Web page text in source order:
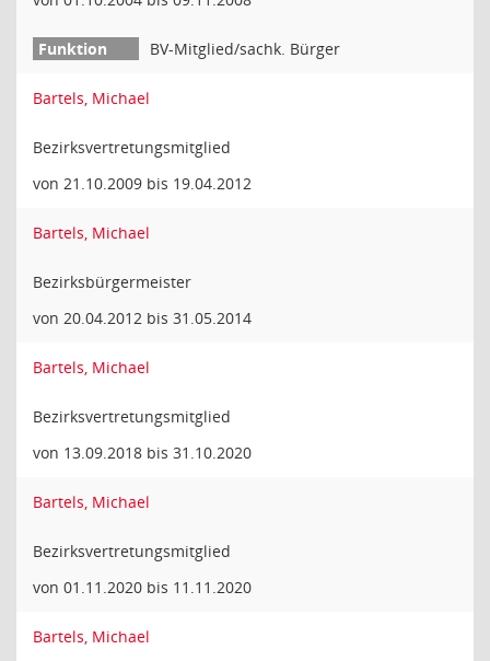
BV-Mitglied/sachk. Bürger
Bartels, Michael
Bezirksvertretungsmitglied
von 21.10.2009 bis 19.04.2012
Bartels, Michael
Bezirksbürgermeister
von 20.04.2012 bis 31.05.2014
Bartels, Michael
Bezirksvertretungsmitglied
von 13.09.2018 bis 31.10.2020
Bartels, Michael
Bezirksvertretungsmitglied
von 01.11.2020 bis 11.11.2020
Bartels, Michael